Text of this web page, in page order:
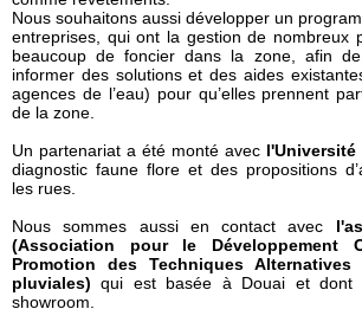
Nous souhaitons aussi développer un
entreprises, qui ont la gestion de nombreux
beaucoup de foncier dans la zone, afin
informer des solutions et des aides
agences de l’eau) pour qu’elles prennent
de la zone.
Un partenariat a été monté avec
diagnostic faune flore et des propositions
les rues.
Nous sommes aussi en contact avec
(Association pour le Développement
Promotion des Techniques
pluviales)qui est basée à Douai et
showroom.